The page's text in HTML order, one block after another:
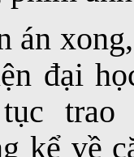
án
đại
tục
kể về